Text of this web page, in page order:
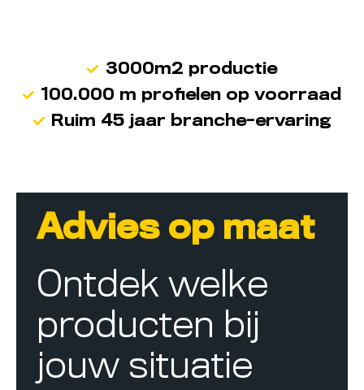
3000m2 productie
100.000 m profielen op voorraad
Ruim 45 jaar branche-ervaring
Advies op maat
Ontdek welke
producten bij
jouw situatie